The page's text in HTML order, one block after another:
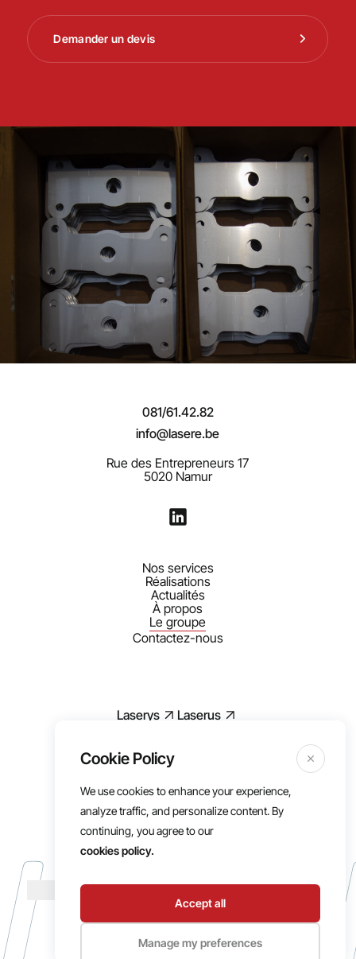
Demander un devis
081/61.42.82
info@lasere.be
Rue des Entrepreneurs 17
5020 Namur
Nos services
Réalisations
Actualités
À propos
Le groupe
Contactez-nous
Laserys Laserus
Mentions légales
RGPD
Politique de cookies
We use cookies to enhance your experience,
analyze traffic, and personalize content. By
continuing, you agree to our
cookies policy.
Accept all
Manage my preferences